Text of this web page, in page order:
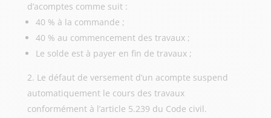
d’acomptes comme suit :
40 % à la commande ;
40 % au commencement des travaux ;
Le solde est à payer en fin de travaux ;
Le défaut de versement d’un acompte suspend
automatiquement le cours des travaux
conformément à l’article 5.239 du Code civil.